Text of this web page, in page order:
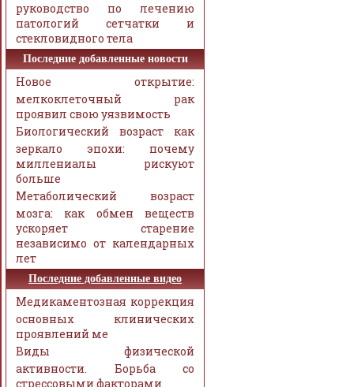
руководство по лечению
патологий сетчатки и
стекловидного тела
Последние добавленные новости
Новое открытие:
мелкоклеточный рак
проявил свою уязвимость
Биологический возраст как
зеркало эпохи: почему
миллениалы рискуют
больше
Метаболический возраст
мозга: как обмен веществ
ускоряет старение
независимо от календарных
лет
Последние добавленные видео
Медикаментозная коррекция
основных клинических
проявлений ме
Виды физической
активности. Борьба со
стрессовыми факторами.